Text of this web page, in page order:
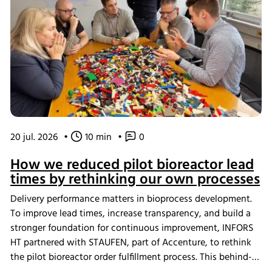
20 jul. 2026 • 10 min • 0
How we reduced pilot bioreactor lead
times by rethinking our own processes
Delivery performance matters in bioprocess development.
To improve lead times, increase transparency, and build a
stronger foundation for continuous improvement, INFORS
HT partnered with STAUFEN, part of Accenture, to rethink
the pilot bioreactor order fulfillment process. This behind-